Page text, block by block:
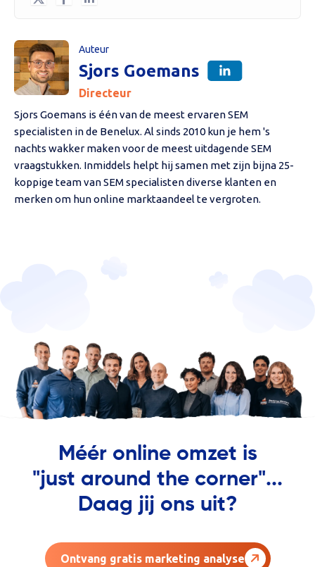
Auteur
Sjors Goemans
Directeur
Sjors Goemans is één van de meest ervaren SEM
specialisten in de Benelux. Al sinds 2010 kun je hem 's
nachts wakker maken voor de meest uitdagende SEM
vraagstukken. Inmiddels helpt hij samen met zijn bijna 25-
koppige team van SEM specialisten diverse klanten en
merken om hun online marktaandeel te vergroten.
Méér online omzet is
"just around the corner"...
Daag jij ons uit?
Ontvang gratis marketing analyse